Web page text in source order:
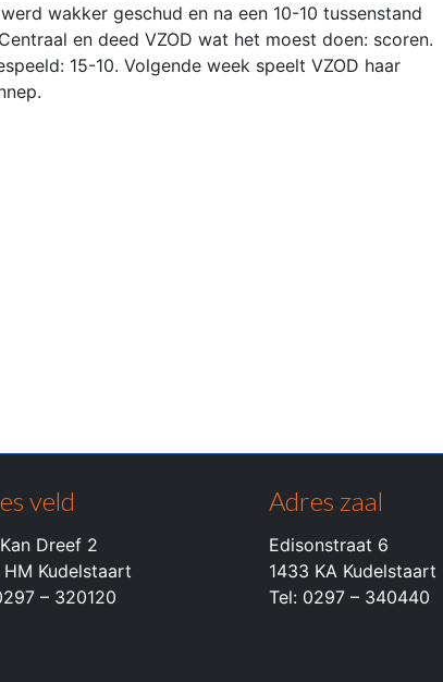
wakker geschud en na een 10-10 tussenstand
en deed VZOD wat het moest doen: scoren.
15-10. Volgende week speelt VZOD haar
veld
Dreef 2
HM Kudelstaart
– 320120
Adres zaal
Edisonstraat 6
1433 KA Kudelstaart
Tel: 0297 – 340440